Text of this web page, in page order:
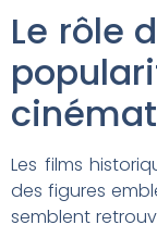
Le rôle
Les films
des figures
semblent